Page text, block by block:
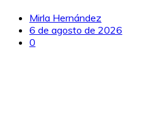
Mirla Hernández
6 de agosto de 2026
0